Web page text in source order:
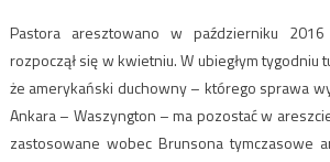
Pastora aresztowano w październiku
rozpoczął się w kwietniu. W ubiegłym tygodniu
że amerykański duchowny – którego sprawa
Ankara – Waszyngton – ma pozostać w
zastosowane wobec Brunsona tymczasowe